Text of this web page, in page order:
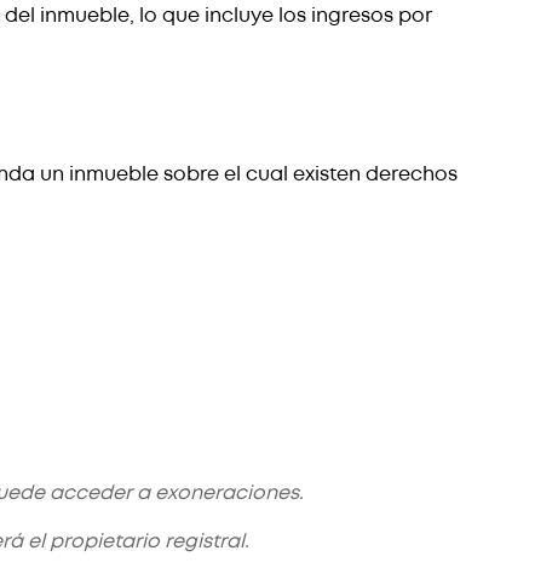
inmueble, lo que incluye los ingresos por
un inmueble sobre el cual existen derechos
acceder a exoneraciones.
el propietario registral.